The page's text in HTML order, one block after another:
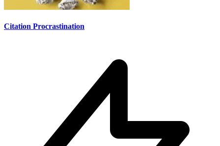
Citation Procrastination